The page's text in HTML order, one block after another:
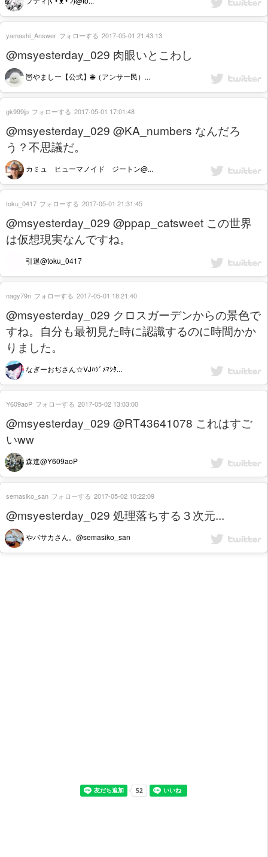
@msyesterday_029 肉眼いとこわし
🦉やましー【公式】🌐（アンサー民）...
yamashi_Answer フォローする 2017-05-01 21:43:13
@msyesterday_029 @KA_numbers なんだろ
う？不思議だ。
カミュ ヒューマノイド ジートン@...
gk999jp フォローする 2017-05-01 17:01:48
@msyesterday_029 @ppap_catsweet この世界
は仮想現実なんですね。
引退@toku_0417
toku_0417 フォローする 2017-05-01 21:31:45
@msyesterday_029 クロスガーデンからの景色で
すね。自分も最初見た時に認識するのに時間かか
りました。
なぎーおぢさん☆VJﾊｼﾞﾒﾏｼﾀ...
nagy79n フォローする 2017-05-01 18:21:40
@msyesterday_029 @RT43641078 これはすご
いww
森進@Y609aoP
Y609aoP フォローする 2017-05-02 13:03:00
@msyesterday_029 処理落ちする３次元...
やバサカさん。@semasiko_san
semasiko_san フォローする 2017-05-02 10:22:09